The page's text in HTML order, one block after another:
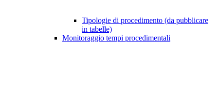
Tipologie di procedimento (da pubblicare
in tabelle)
Monitoraggio tempi procedimentali